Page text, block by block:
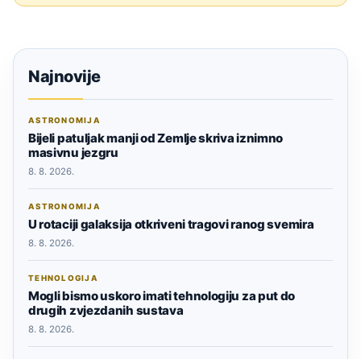
Najnovije
ASTRONOMIJA
Bijeli patuljak manji od Zemlje skriva iznimno
masivnu jezgru
8. 8. 2026.
ASTRONOMIJA
U rotaciji galaksija otkriveni tragovi ranog svemira
8. 8. 2026.
TEHNOLOGIJA
Mogli bismo uskoro imati tehnologiju za put do
drugih zvjezdanih sustava
8. 8. 2026.